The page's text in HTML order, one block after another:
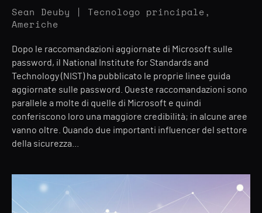
Sean Deuby | Tecnologo principale,
Americhe
Dopo le raccomandazioni aggiornate di Microsoft sulle
password, il National Institute for Standards and
Technology (NIST) ha pubblicato le proprie linee guida
aggiornate sulle password. Queste raccomandazioni sono
parallele a molte di quelle di Microsoft e quindi
conferiscono loro una maggiore credibilità; in alcune aree
vanno oltre. Quando due importanti influencer del settore
della sicurezza...